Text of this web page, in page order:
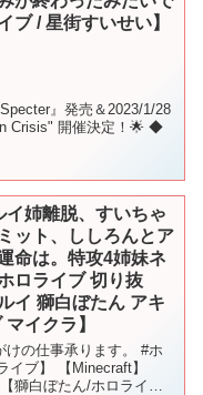
ブ / 星街すいせい】
』発売＆2023/1/28
Crisis" 開催決定！🌟 ◆
イ姉離脱、すいちゃ
ット、ししろんとア
命は。特攻4姉妹ネ
ロライブ 切り抜
イ 獅白ぼたん アキ
イクラ】
の仕事承ります。 #ホ
イブ】 【Minecraft】
獅白ぼたん/ホロライ